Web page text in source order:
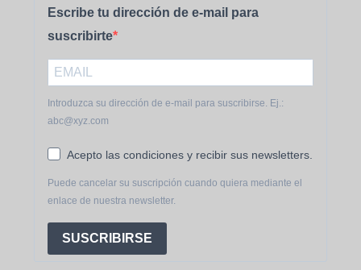
Escribe tu dirección de e-mail para
suscribirte
Introduzca su dirección de e-mail para suscribirse. Ej.:
abc@xyz.com
Acepto las condiciones y recibir sus newsletters.
Puede cancelar su suscripción cuando quiera mediante el
enlace de nuestra newsletter.
SUSCRIBIRSE